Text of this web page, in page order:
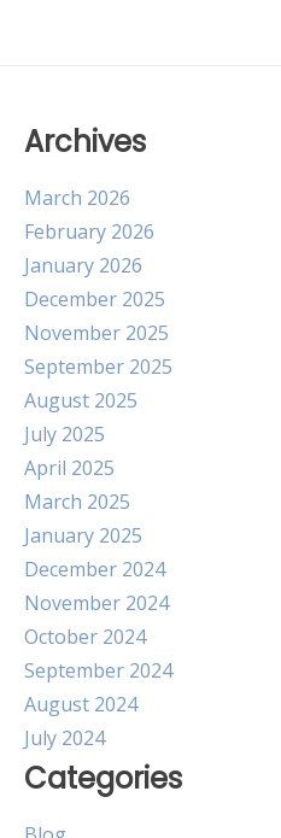
Archives
March 2026
February 2026
January 2026
December 2025
November 2025
September 2025
August 2025
July 2025
April 2025
March 2025
January 2025
December 2024
November 2024
October 2024
September 2024
August 2024
July 2024
Categories